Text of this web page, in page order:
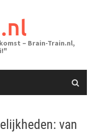
– Brain-Train.nl,
van